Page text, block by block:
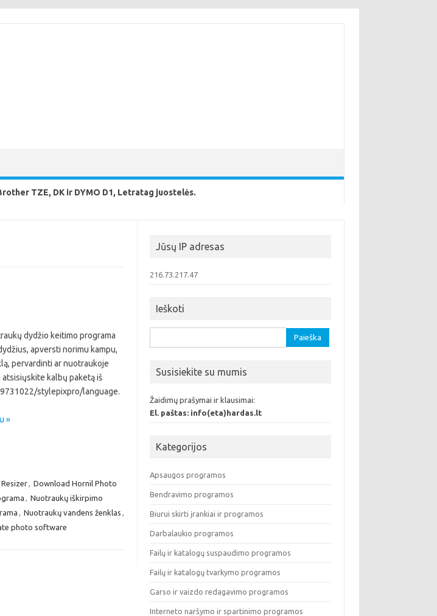
TZE, DK ir DYMO D1, Letratag juostelės.
dydžio keitimo programa
apversti norimu kampu,
pervardinti ar nuotraukoje
kalbų paketą iš
stylepixpro/language.
»
, Download Hornil Photo
, Nuotraukų iškirpimo
, Nuotraukų vandens ženklas ,
photo software
Jūsų IP adresas
216.73.217.47
Ieškoti
Susisiekite su mumis
Žaidimų prašymai ir klausimai:
El. paštas: info(eta)hardas.lt
Kategorijos
Apsaugos programos
Bendravimo programos
Biurui skirti įrankiai ir programos
Darbalaukio programos
Failų ir katalogų suspaudimo programos
Failų ir katalogų tvarkymo programos
Garso ir vaizdo redagavimo programos
Interneto naršymo ir spartinimo programos